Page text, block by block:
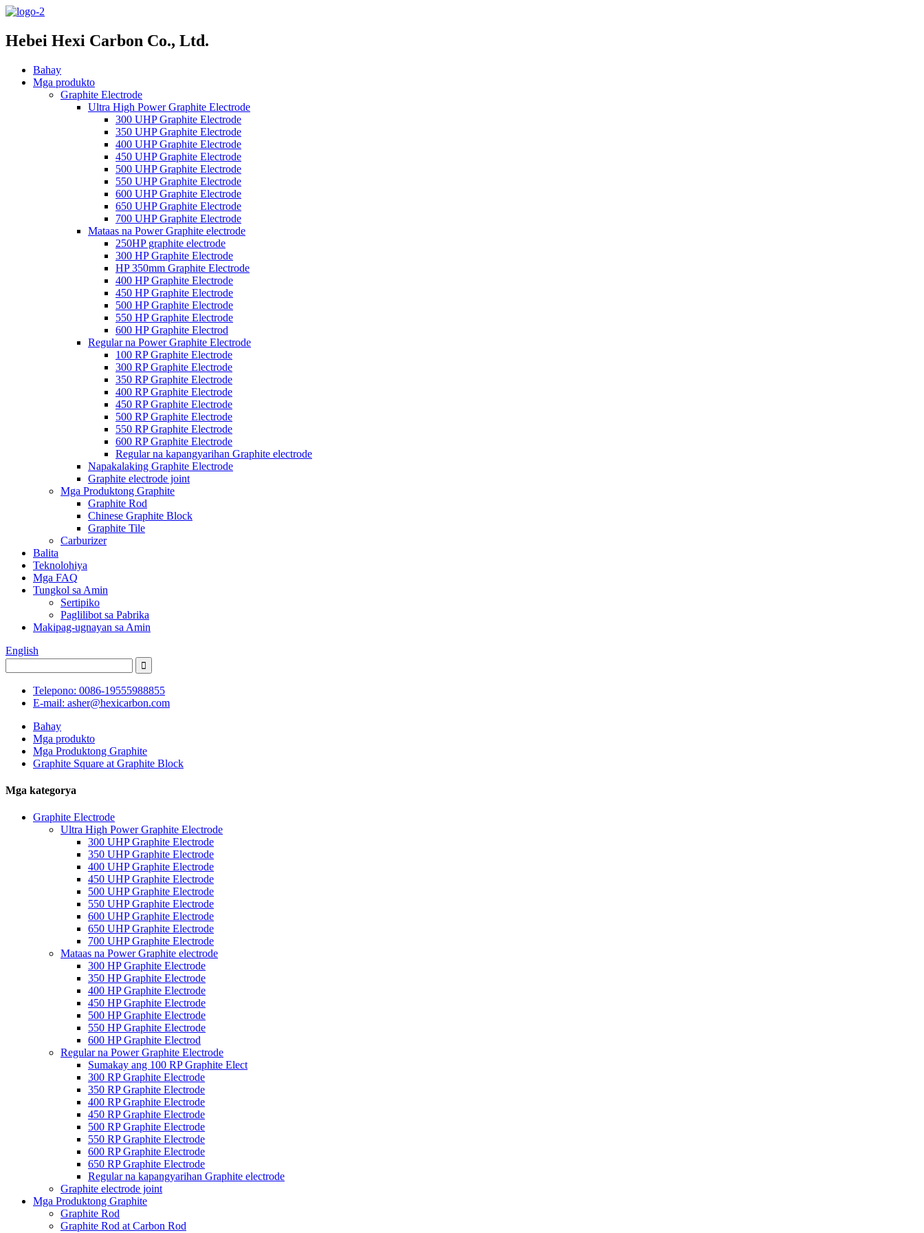
Hebei Hexi Carbon Co., Ltd.
Bahay
Mga produkto
Graphite Electrode
Ultra High Power Graphite Electrode
300 UHP Graphite Electrode
350 UHP Graphite Electrode
400 UHP Graphite Electrode
450 UHP Graphite Electrode
500 UHP Graphite Electrode
550 UHP Graphite Electrode
600 UHP Graphite Electrode
650 UHP Graphite Electrode
700 UHP Graphite Electrode
Mataas na Power Graphite electrode
250HP graphite electrode
300 HP Graphite Electrode
HP 350mm Graphite Electrode
400 HP Graphite Electrode
450 HP Graphite Electrode
500 HP Graphite Electrode
550 HP Graphite Electrode
600 HP Graphite Electrod
Regular na Power Graphite Electrode
100 RP Graphite Electrode
300 RP Graphite Electrode
350 RP Graphite Electrode
400 RP Graphite Electrode
450 RP Graphite Electrode
500 RP Graphite Electrode
550 RP Graphite Electrode
600 RP Graphite Electrode
Regular na kapangyarihan Graphite electrode
Napakalaking Graphite Electrode
Graphite electrode joint
Mga Produktong Graphite
Graphite Rod
Chinese Graphite Block
Graphite Tile
Carburizer
Balita
Teknolohiya
Mga FAQ
Tungkol sa Amin
Sertipiko
Paglilibot sa Pabrika
Makipag-ugnayan sa Amin
English
Telepono: 0086-19555988855
E-mail: asher@hexicarbon.com
Bahay
Mga produkto
Mga Produktong Graphite
Graphite Square at Graphite Block
Mga kategorya
Graphite Electrode
Ultra High Power Graphite Electrode
300 UHP Graphite Electrode
350 UHP Graphite Electrode
400 UHP Graphite Electrode
450 UHP Graphite Electrode
500 UHP Graphite Electrode
550 UHP Graphite Electrode
600 UHP Graphite Electrode
650 UHP Graphite Electrode
700 UHP Graphite Electrode
Mataas na Power Graphite electrode
300 HP Graphite Electrode
350 HP Graphite Electrode
400 HP Graphite Electrode
450 HP Graphite Electrode
500 HP Graphite Electrode
550 HP Graphite Electrode
600 HP Graphite Electrod
Regular na Power Graphite Electrode
Sumakay ang 100 RP Graphite Elect
300 RP Graphite Electrode
350 RP Graphite Electrode
400 RP Graphite Electrode
450 RP Graphite Electrode
500 RP Graphite Electrode
550 RP Graphite Electrode
600 RP Graphite Electrode
650 RP Graphite Electrode
Regular na kapangyarihan Graphite electrode
Graphite electrode joint
Mga Produktong Graphite
Graphite Rod
Graphite Rod at Carbon Rod